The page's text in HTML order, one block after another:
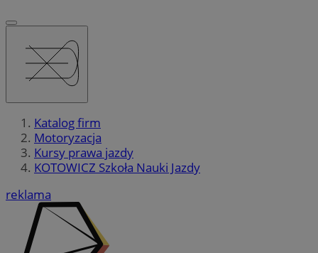
Katalog firm
Motoryzacja
Kursy prawa jazdy
KOTOWICZ Szkoła Nauki Jazdy
reklama